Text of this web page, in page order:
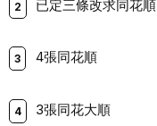
已定三條改求同花順
4張同花順
3張同花⼤順